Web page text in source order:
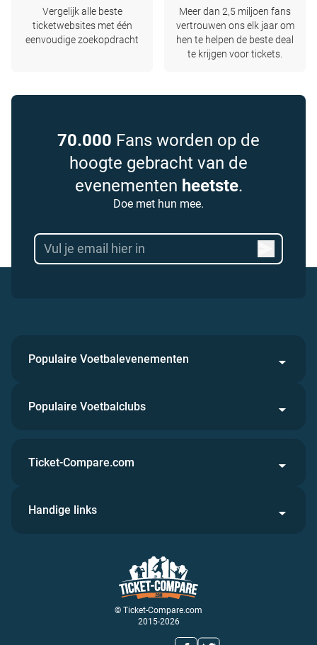
Vergelijk alle beste
ticketwebsites met één
eenvoudige zoekopdracht
Meer dan 2,5 miljoen fans
vertrouwen ons elk jaar om
hen te helpen de beste deal
te krijgen voor tickets.
70.000 Fans worden op de
hoogte gebracht van de
evenementen heetste.
Doe met hun mee.
Populaire Voetbalevenementen
Populaire Voetbalclubs
© Ticket-Compare.com
2015-2026
Ticket-Compare.com
Handige links